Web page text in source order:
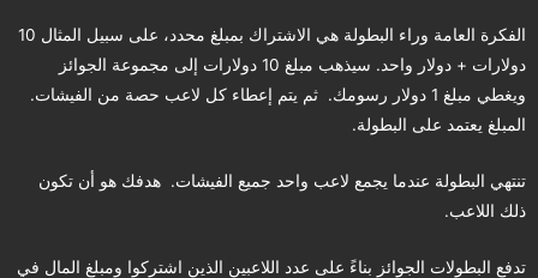
الفكرة العامة وراء البطولة هي الاشتراك بمبلغ محدد، على سبيل المثال 10
دولارات + دولار واحد. سيذهب مبلغ 10 دولارات إلى مجموعة الجوائز
ويغطي مبلغ 1 دولار رسومك. ثم يتم إعطاء كل لاعب حصة من الفيشات.
المبلغ يعتمد على البطولة.
تنتهي البطولة عندما يجمع لاعب واحد جميع الفيشات. هدفك هو أن تكون
ذلك اللاعب.
تدفع البطولات الجوائز بناءً على عدد اللاعبين الذين اشتركوا ومبلغ المال في